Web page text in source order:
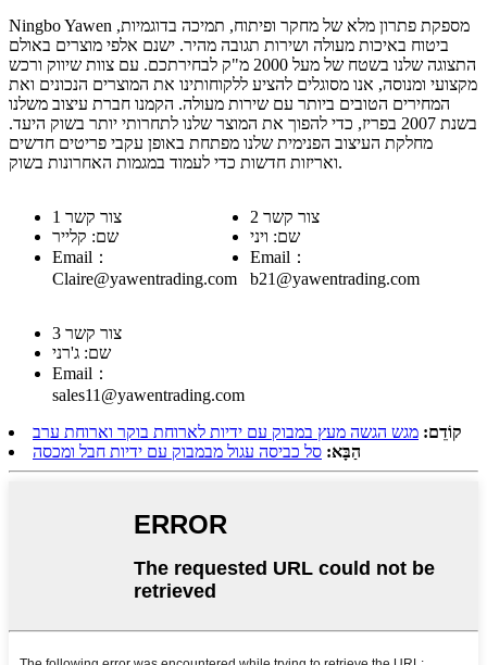
Ningbo Yawen מספקת פתרון מלא של מחקר ופיתוח, תמיכה בדוגמיות,
ביטוח באיכות מעולה ושירות תגובה מהיר. ישנם אלפי מוצרים באולם
התצוגה שלנו בשטח של מעל 2000 מ"ק לבחירתכם. עם צוות שיווק ורכש
מקצועי ומנוסה, אנו מסוגלים להציע ללקוחותינו את המוצרים הנכונים ואת
המחירים הטובים ביותר עם שירות מעולה. הקמנו חברת עיצוב משלנו
בשנת 2007 בפריז, כדי להפוך את המוצר שלנו לתחרותי יותר בשוק היעד.
מחלקת העיצוב הפנימית שלנו מפתחת באופן עקבי פריטים חדשים
ואריזות חדשות כדי לעמוד במגמות האחרונות בשוק.
צור קשר 1
שם: קלייר
Email：
Claire@yawentrading.com
צור קשר 2
שם: ויני
Email：
b21@yawentrading.com
צור קשר 3
שם: ג'רני
Email：
sales11@yawentrading.com
קוֹדֵם: מגש הגשה מעץ במבוק עם ידיות לארוחת בוקר וארוחת ערב
הַבָּא: סל כביסה עגול מבמבוק עם ידיות חבל ומכסה